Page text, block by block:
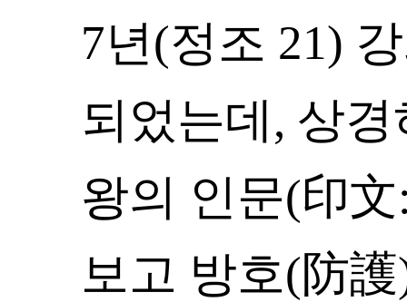
7년(정조 21)
되었는데, 상
왕의 인문(印
보고 방호(防